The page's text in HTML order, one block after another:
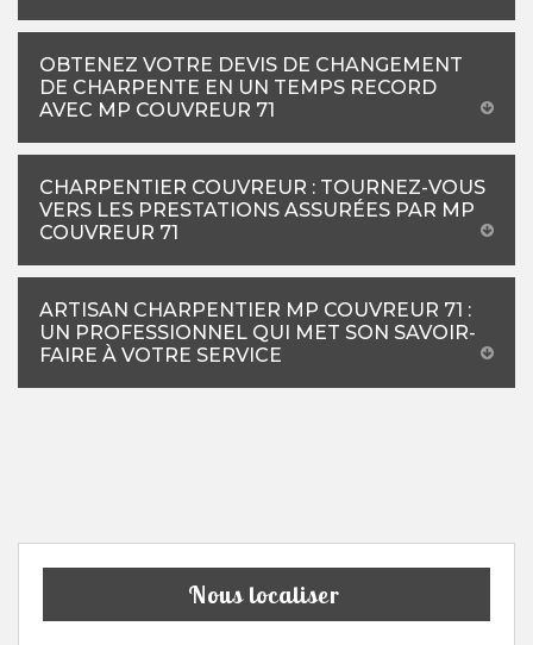
OBTENEZ VOTRE DEVIS DE CHANGEMENT
DE CHARPENTE EN UN TEMPS RECORD
AVEC MP COUVREUR 71
CHARPENTIER COUVREUR : TOURNEZ-VOUS
VERS LES PRESTATIONS ASSURÉES PAR MP
COUVREUR 71
ARTISAN CHARPENTIER MP COUVREUR 71 :
UN PROFESSIONNEL QUI MET SON SAVOIR-
FAIRE À VOTRE SERVICE
Nous localiser